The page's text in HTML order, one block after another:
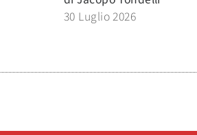
30 Luglio 2026